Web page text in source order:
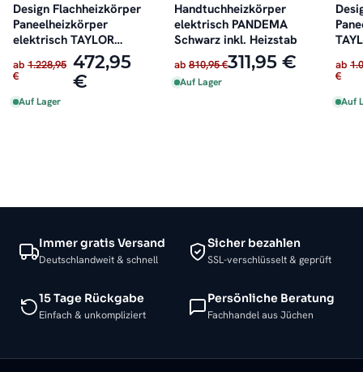
Design Flachheizkörper
Paneelheizkörper
elektrisch TAYLOR
Horizontal Doppellagig
Weiß
ab 1.228,95
€
472,95
€
Auf Lager
Handtuchheizkörper
elektrisch PANDEMA
Schwarz inkl. Heizstab
ab 810,95 €311,95 €
Auf Lager
ab
€
Auf
Immer gratis Versand
Deutschlandweit & schnell
Sicher bezahlen
SSL-verschlüsselt & geprüft
15 Tage Rückgabe
Einfach & unkompliziert
Persönliche Beratung
Fachhandel aus Jüchen